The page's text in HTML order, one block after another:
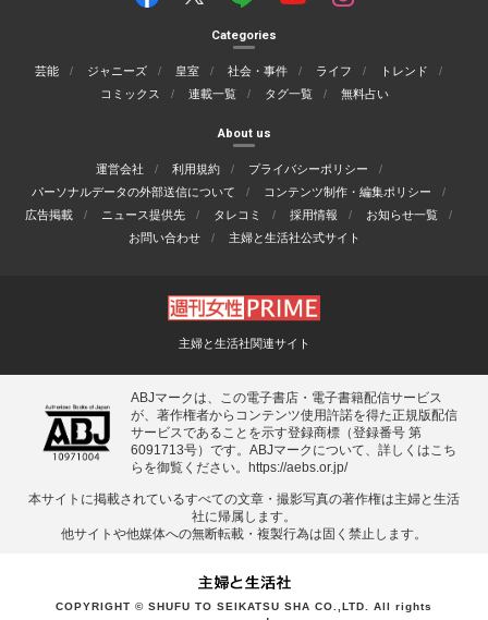
Categories
芸能 ジャニーズ 皇室 社会・事件 ライフ
トレンド
コミックス
連載一覧 タグ一覧 無料占い
About us
運営会社 利用規約
プライバシーポリシー
パーソナルデータの外部送信について
コンテンツ制作・編集ポリシー
広告掲載
ニュース提供先 タレコミ 採用情報
お知らせ一覧
お問い合わせ
主婦と生活社公式サイト
主婦と生活社関連サイト
ABJマークは、この電子書店・電子書籍配信サービス
が、著作権者からコンテンツ使用許諾を得た正規版配信
サービスであることを示す登録商標（登録番号 第
6091713号）です。ABJマークについて、詳しくはこち
らを御覧ください。
https://aebs.or.jp/
本サイトに掲載されているすべての⽂章・撮影写真の著作権は主婦と⽣活
社に帰属します。
他サイトや他媒体への無断転載・複製⾏為は固く禁⽌します。
COPYRIGHT © SHUFU TO SEIKATSU SHA CO.,LTD. All rights